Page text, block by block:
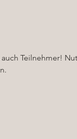
Teilnehmer!